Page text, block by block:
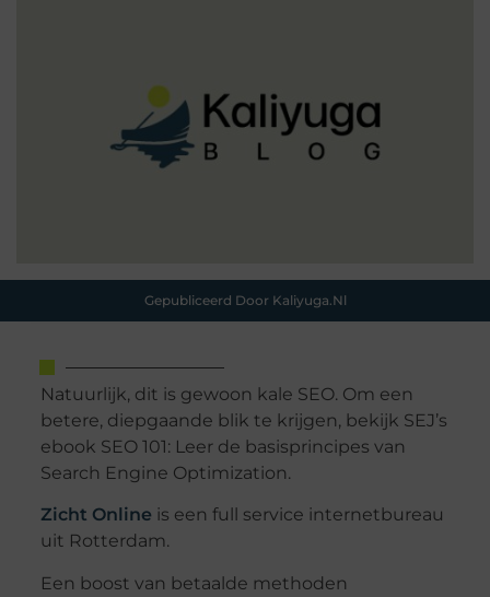
Gepubliceerd Door Kaliyuga.nl
Natuurlijk, dit is gewoon kale SEO. Om een
betere, diepgaande blik te krijgen, bekijk SEJ’s
ebook SEO 101: Leer de basisprincipes van
Search Engine Optimization.
Zicht Online is een full service internetbureau
uit Rotterdam.
Een boost van betaalde methoden